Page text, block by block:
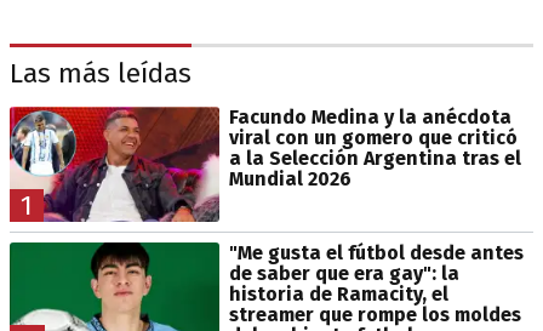
Las más leídas
1
Facundo Medina y la anécdota
viral con un gomero que criticó
a la Selección Argentina tras el
Mundial 2026
"Me gusta el fútbol desde antes
de saber que era gay": la
historia de Ramacity, el
streamer que rompe los moldes